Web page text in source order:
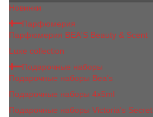
Новинки
Парфюмерия
Парфюмерия BEA'S Beauty & Scent
Luxe collection
Подарочные наборы
Подарочные наборы Bea's
Подарочные наборы 4х5ml
Подарочные наборы Victoria's Secret